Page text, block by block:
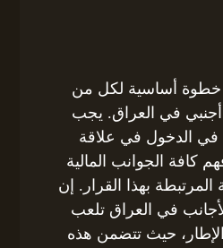
خطوة أساسية لكل من
في العراق. يجب
في الدخول في علاقة
كافة الجوانب المالية
المرتبطة بهذا القرار. إن
في العراق تلعب
حيث تتضمن هذه